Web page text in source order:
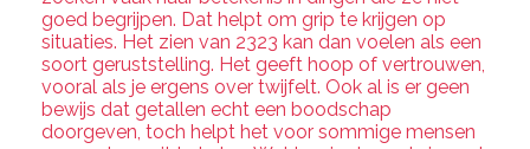
goed begrijpen. Dat helpt om grip te krijgen op
situaties. Het zien van 2323 kan dan voelen als een
soort geruststelling. Het geeft hoop of vertrouwen,
vooral als je ergens over twijfelt. Ook al is er geen
bewijs dat getallen echt een boodschap
doorgeven, toch helpt het voor sommige mensen